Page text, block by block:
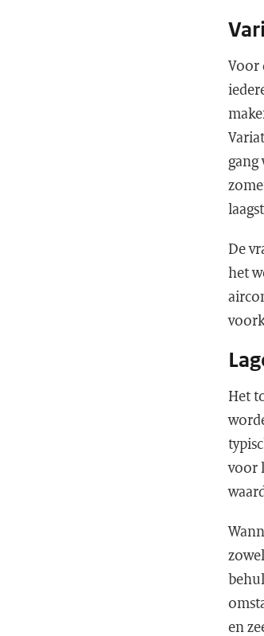
Voor
gang
De
het
Het
voor
en